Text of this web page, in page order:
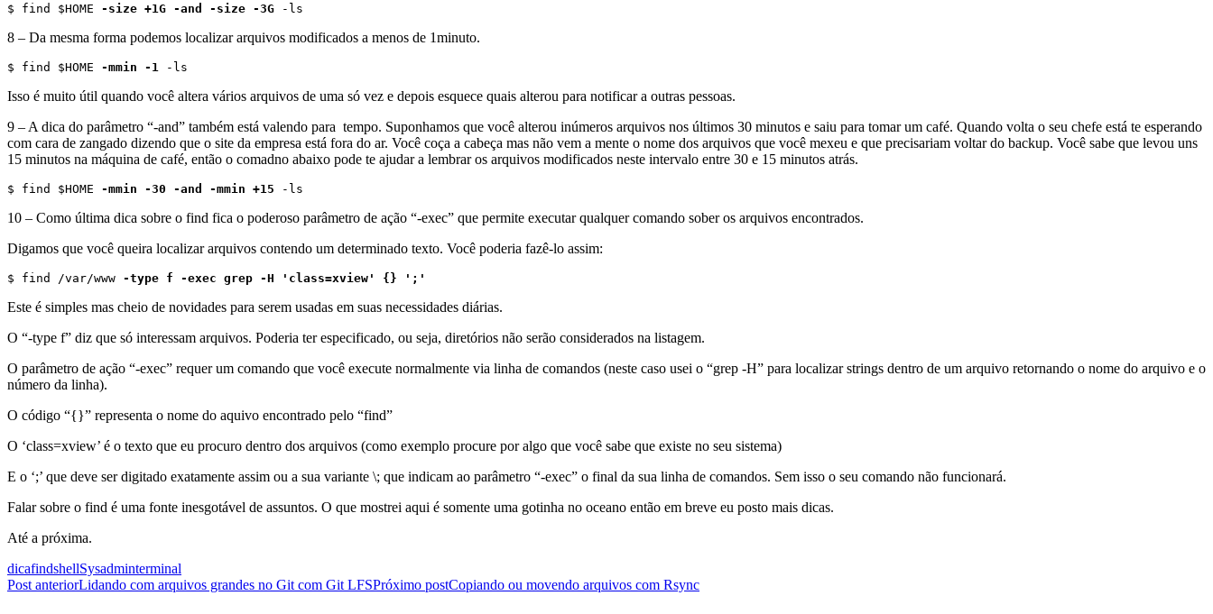
$ find $HOME -size +1G -and -size -3G -ls
8 – Da mesma forma podemos localizar arquivos modificados a menos de 1minuto.
$ find $HOME -mmin -1 -ls
Isso é muito útil quando você altera vários arquivos de uma só vez e depois esquece quais alterou para notificar a outras pessoas.
9 – A dica do parâmetro “-and” também está valendo para tempo. Suponhamos que você alterou inúmeros arquivos nos últimos 30 minutos e saiu para tomar um café. Quando volta o seu chefe está te esperando
com cara de zangado dizendo que o site da empresa está fora do ar. Você coça a cabeça mas não vem a mente o nome dos arquivos que você mexeu e que precisariam voltar do backup. Você sabe que levou uns
15 minutos na máquina de café, então o comadno abaixo pode te ajudar a lembrar os arquivos modificados neste intervalo entre 30 e 15 minutos atrás.
$ find $HOME -mmin -30 -and -mmin +15 -ls
10 – Como última dica sobre o find fica o poderoso parâmetro de ação “-exec” que permite executar qualquer comando sober os arquivos encontrados.
Digamos que você queira localizar arquivos contendo um determinado texto. Você poderia fazê-lo assim:
$ find /var/www -type f -exec grep -H 'class=xview' {} ';'
Este é simples mas cheio de novidades para serem usadas em suas necessidades diárias.
O “-type f” diz que só interessam arquivos. Poderia ter especificado, ou seja, diretórios não serão considerados na listagem.
O parâmetro de ação “-exec” requer um comando que você execute normalmente via linha de comandos (neste caso usei o “grep -H” para localizar strings dentro de um arquivo retornando o nome do arquivo e o
número da linha).
O código “{}” representa o nome do aquivo encontrado pelo “find”
O ‘class=xview’ é o texto que eu procuro dentro dos arquivos (como exemplo procure por algo que você sabe que existe no seu sistema)
E o ‘;’ que deve ser digitado exatamente assim ou a sua variante \; que indicam ao parâmetro “-exec” o final da sua linha de comandos. Sem isso o seu comando não funcionará.
Falar sobre o find é uma fonte inesgotável de assuntos. O que mostrei aqui é somente uma gotinha no oceano então em breve eu posto mais dicas.
Até a próxima.
dicafindshellSysadminterminal
Navegação
Post anteriorLidando com arquivos grandes no Git com Git LFSPróximo postCopiando ou movendo arquivos com Rsync